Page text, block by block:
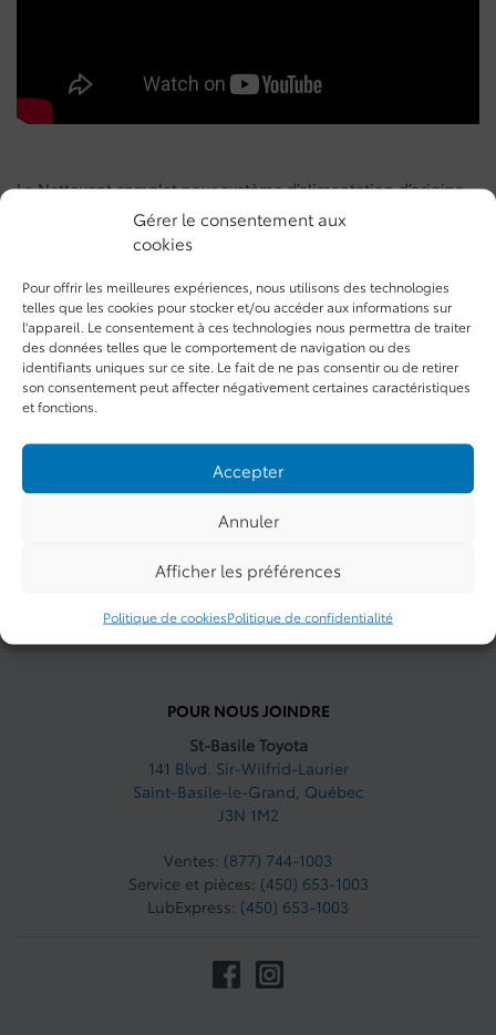
Gérer le consentement aux
cookies
Pour offrir les meilleures expériences, nous utilisons des technologies
telles que les cookies pour stocker et/ou accéder aux informations sur
l'appareil. Le consentement à ces technologies nous permettra de traiter
des données telles que le comportement de navigation ou des
identifiants uniques sur ce site. Le fait de ne pas consentir ou de retirer
son consentement peut affecter négativement certaines caractéristiques
et fonctions.
Accepter
Annuler
Afficher les préférences
Politique de cookiesPolitique de confidentialité
Le Nettoyant complet pour système d’alimentation d’origine
Toyota élimine les dépôts qui s’accumulent dans votre moteur
et aide à remédier au ralenti irrégulier, aux hésitations et aux
problèmes de conduite. C’est un produit d’origine Toyota
convient à tous les types de moteurs à essence.
Partager:
POUR NOUS JOINDRE
St-Basile Toyota
141 Blvd. Sir-Wilfrid-Laurier
Saint-Basile-le-Grand Québec
J3N 1M2
Ventes: (877) 744-1003
Service et pièces: (450) 653-1003
LubExpress: (450) 653-1003
VÉHICULES NEUFS